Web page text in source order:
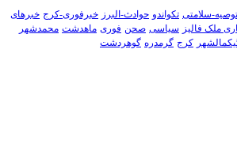
توصیه-سلامتی تکواندو حوادث-البرز خبرفوری-کرج خبرهای
ملک فالیز سیاسی صحن فوری ماهدشت محمدشهر
کرج گرمدره گوهردشت